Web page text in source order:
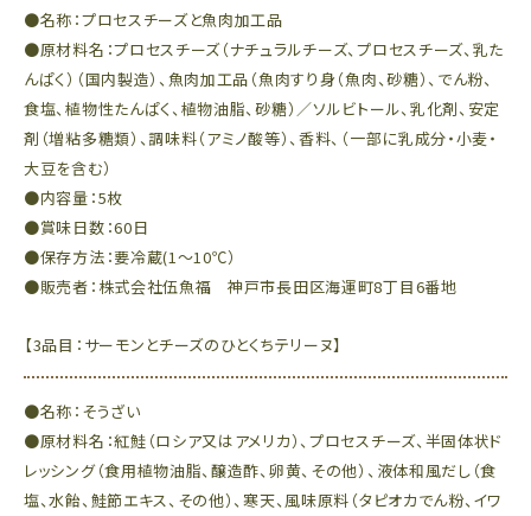
●名称：プロセスチーズと魚肉加工品
●原材料名：プロセスチーズ（ナチュラルチーズ、プロセスチーズ、乳た
んぱく）（国内製造）、魚肉加工品（魚肉すり身（魚肉、砂糖）、でん粉、
食塩、植物性たんぱく、植物油脂、砂糖）／ソルビトール、乳化剤、安定
剤（増粘多糖類）、調味料（アミノ酸等）、香料、（一部に乳成分・小麦・
大豆を含む）
●内容量：5枚
●賞味日数：60日
●保存方法：要冷蔵(1～10℃）
●販売者：株式会社伍魚福 神戸市長田区海運町8丁目6番地
【3品目：サーモンとチーズのひとくちテリーヌ】
●名称：そうざい
●原材料名：紅鮭（ロシア又はアメリカ）、プロセスチーズ、半固体状ド
レッシング（食用植物油脂、醸造酢、卵黄、その他）、液体和風だし（食
塩、水飴、鮭節エキス、その他）、寒天、風味原料（タピオカでん粉、イワ